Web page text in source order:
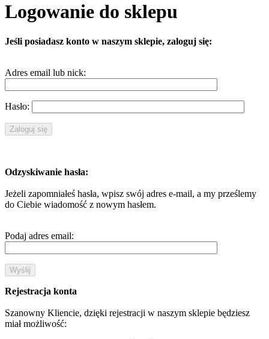
Logowanie do sklepu
Jeśli posiadasz konto w naszym sklepie, zaloguj się:
Adres email lub nick:
Hasło:
Odzyskiwanie hasła:
Jeżeli zapomniałeś hasła, wpisz swój adres e-mail, a my prześlemy
do Ciebie wiadomość z nowym hasłem.
Podaj adres email:
Rejestracja konta
Szanowny Kliencie, dzięki rejestracji w naszym sklepie będziesz
miał możliwość: